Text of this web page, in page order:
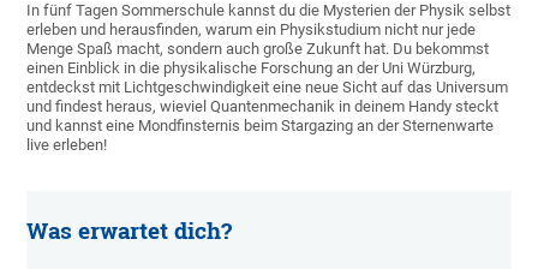
In fünf Tagen Sommerschule kannst du die Mysterien der Physik selbst
erleben und herausfinden, warum ein Physikstudium nicht nur jede
Menge Spaß macht, sondern auch große Zukunft hat. Du bekommst
einen Einblick in die physikalische Forschung an der Uni Würzburg,
entdeckst mit Lichtgeschwindigkeit eine neue Sicht auf das Universum
und findest heraus, wieviel Quantenmechanik in deinem Handy steckt
und kannst eine Mondfinsternis beim Stargazing an der Sternenwarte
live erleben!
Was erwartet dich?